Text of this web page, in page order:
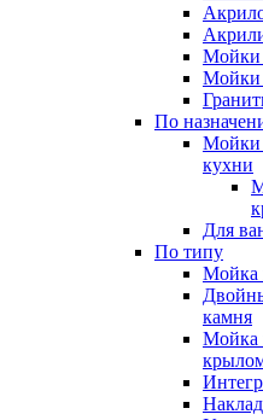
Мойки
Мойки
По
Мойки
кухни
Для
По типу
Мойка
камня
Мойка